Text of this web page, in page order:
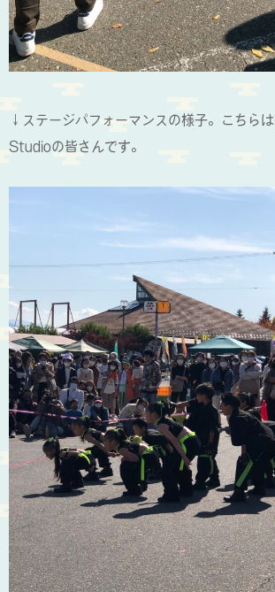
↓ステージパフォーマンスの様子。こちら
Studioの皆さんです。